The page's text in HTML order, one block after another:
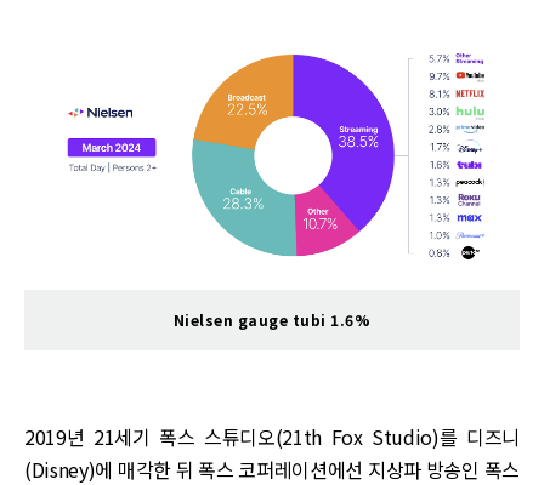
Nielsen gauge tubi 1.6%
2019년 21세기 폭스 스튜디오(21th Fox Studio)를 디즈니
(Disney)에 매각한 뒤 폭스 코퍼레이션에선 지상파 방송인 폭스